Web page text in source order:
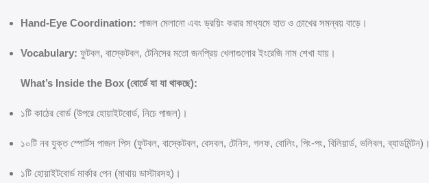
Hand-Eye Coordination: পাজল মেলানো এবং ড্রয়িং করার মাধ্যমে হাত ও চোখের সমন্বয় বাড়ে।
Vocabulary: ফুটবল, বাস্কেটবল, টেনিসের মতো জনপ্রিয় খেলাগুলোর ইংরেজি নাম শেখা যায়।
What’s Inside the Box (বোর্ডে যা যা থাকছে):
১টি কাঠের বোর্ড (উপরে হোয়াইটবোর্ড, নিচে পাজল)।
১০টি নব যুক্ত স্পোর্টস পাজল পিস (ফুটবল, বাস্কেটবল, বেসবল, টেনিস, গলফ, বোলিং, পিং-পং, বিলিয়ার্ড, ভলিবল, ব্যাডমিন্টন)।
১টি হোয়াইটবোর্ড মার্কার পেন (মাথায় ডাস্টারসহ)।